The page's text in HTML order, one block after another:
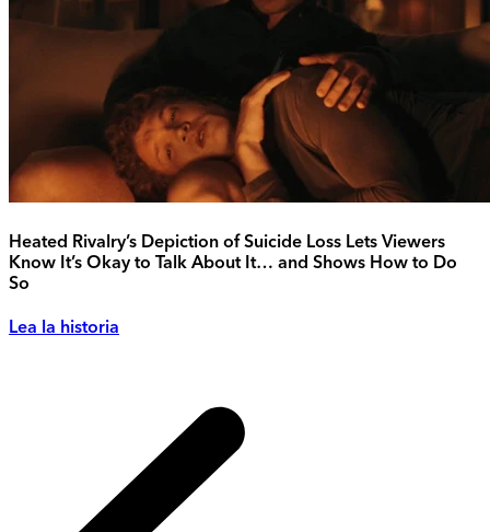
Heated Rivalry’s Depiction of Suicide Loss Lets Viewers
Know It’s Okay to Talk About It… and Shows How to Do
So
Lea la historia